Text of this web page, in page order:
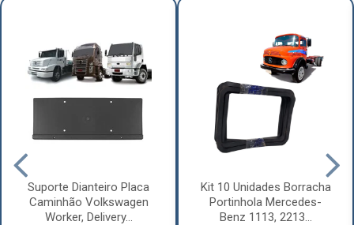
Suporte Dianteiro Placa
Caminhão Volkswagen
Worker, Delivery...
Kit 10 Unidades Borracha
Portinhola Mercedes-
Benz 1113, 2213...